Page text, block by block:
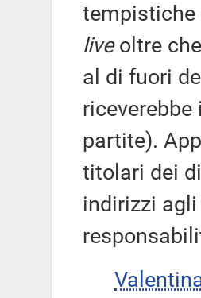
tempistiche
liveoltre
al di fuori
partite).
titolari dei
indirizzi